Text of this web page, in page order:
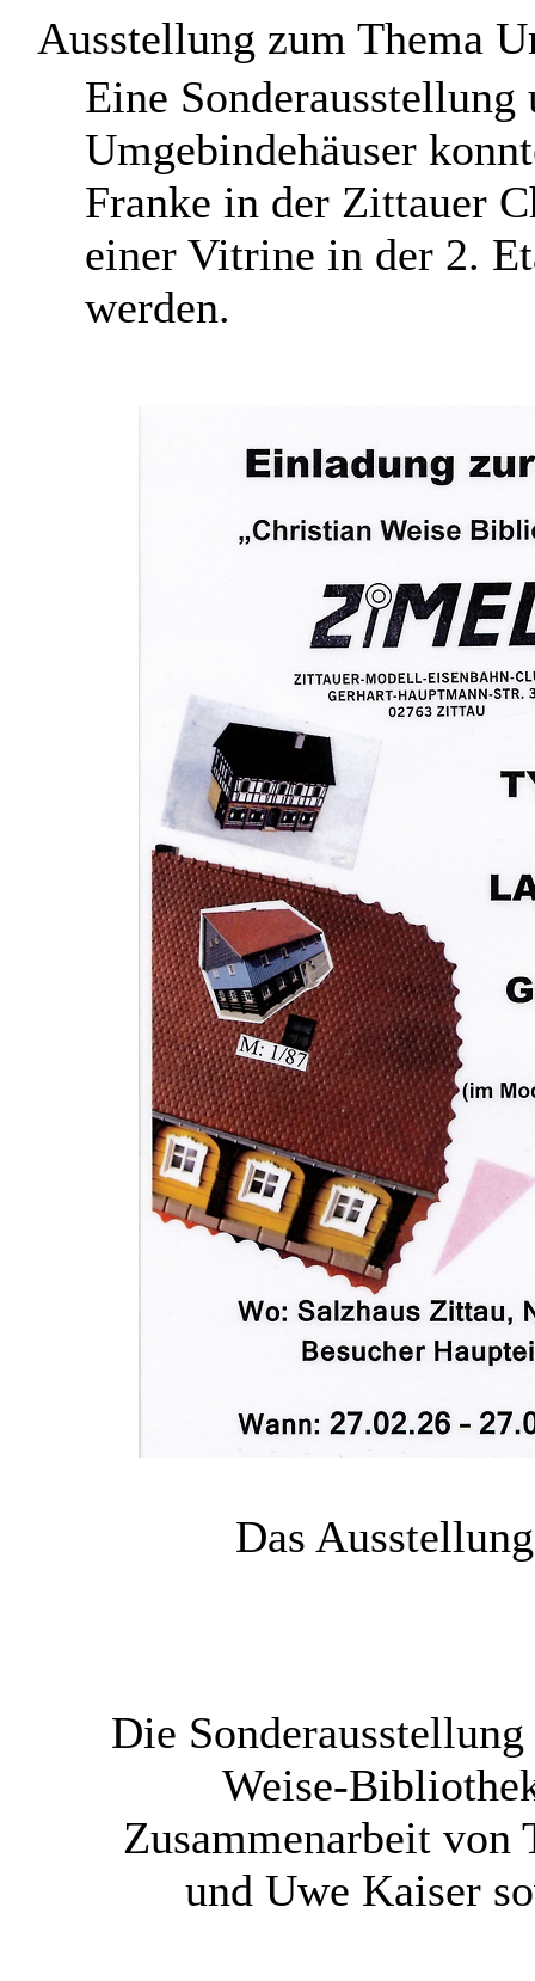
Ausstellung zum Thema
Eine Sonderausstellung
Umgebindehäuser
Franke in der Zittauer
einer Vitrine in der 2.
werden.
Das
Die
Weise-
Zusammenarbeit von
und Uwe Kaiser